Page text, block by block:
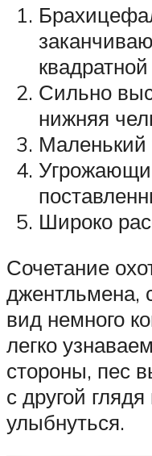
Сильно
нижняя
Маленький
Широко
Сочетание
джентльмена,
вид немного
легко
стороны, пес
с другой
улыбнуться.